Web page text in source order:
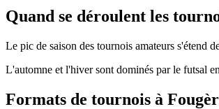
Quand se déroulent les
Le pic de saison des tournois amateurs s'étend
L'automne et l'hiver sont dominés par le futsal
Formats de tournois à